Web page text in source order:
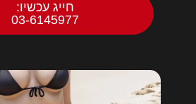
חייג עכשיו:
03-6145977